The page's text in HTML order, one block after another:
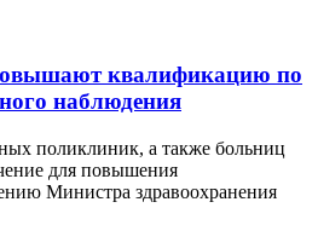
квалификацию по
наблюдения
поликлиник, а также больниц
для повышения
Министра здравоохранения